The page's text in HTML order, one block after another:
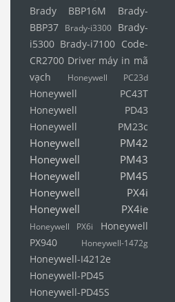
Brady BBP16M
Brady-
BBP37 Brady-i3300 Brady-
i5300 Brady-i7100 Code-
CR2700 Driver máy in mã
vạch
Honeywell PC23d
Honeywell PC43T
Honeywell PD43
Honeywell PM23c
Honeywell PM42
Honeywell PM43
Honeywell PM45
Honeywell PX4i
Honeywell PX4ie
Honeywell PX6i
Honeywell
PX940
Honeywell-1472g
Honeywell-I4212e
Honeywell-PD45
Honeywell-PD45S